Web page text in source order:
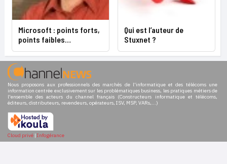
Microsoft : points forts,
points faibles…
Qui est l’auteur de
Stuxnet ?
Nous proposons aux professionnels des marchés de l'informatique et des télécoms une
information centrée exclusivement sur les problématiques business, les pratiques métiers de
l'ensemble des acteurs du channel français (Constructeurs informatique et télécoms,
éditeurs, distributeurs, revendeurs, opérateurs, ISV, MSP, VARs,...)
Cloud privé | Infogérance